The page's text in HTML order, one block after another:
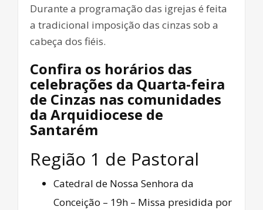
Durante a programação das igrejas é feita
a tradicional imposição das cinzas sob a
cabeça dos fiéis.
Confira os horários das
celebrações da Quarta-feira
de Cinzas nas comunidades
da Arquidiocese de
Santarém
Região 1 de Pastoral
Catedral de Nossa Senhora da
Conceição – 19h – Missa presidida por